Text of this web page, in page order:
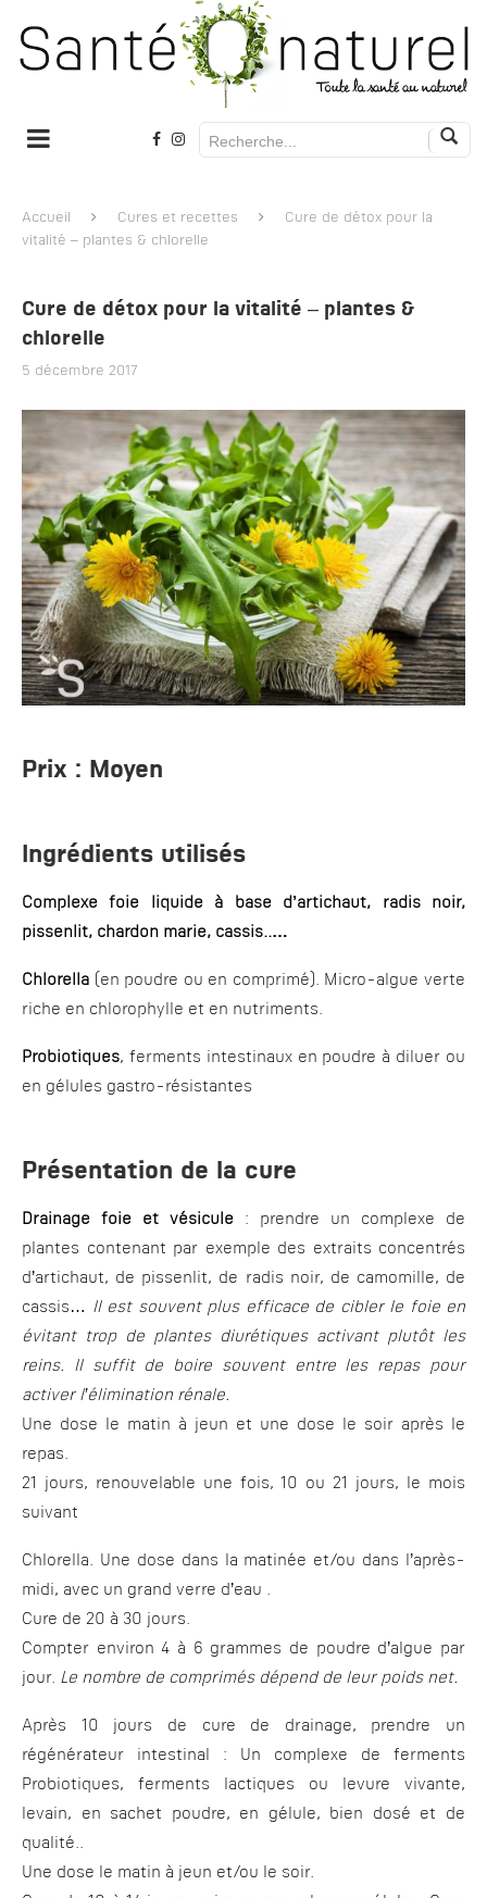
Accueil Cures et recettes
Cure de détox pour la
vitalité – plantes & chlorelle
Cure de détox pour la vitalité – plantes &
chlorelle
5 décembre 2017
Prix : Moyen
Ingrédients utilisés
Complexe foie liquide à base d’artichaut, radis noir,
pissenlit, chardon marie, cassis..…
Chlorella (en poudre ou en comprimé). Micro-algue verte
riche en chlorophylle et en nutriments.
Probiotiques, ferments intestinaux en poudre à diluer ou
en gélules gastro-résistantes
Présentation de la cure
Drainage foie et vésicule : prendre un complexe de
plantes contenant par exemple des extraits concentrés
d’artichaut, de pissenlit, de radis noir, de camomille, de
cassis… Il est souvent plus efficace de cibler le foie en
évitant trop de plantes diurétiques activant plutôt les
reins. Il suffit de boire souvent entre les repas pour
activer l’élimination rénale.
Une dose le matin à jeun et une dose le soir après le
repas.
21 jours, renouvelable une fois, 10 ou 21 jours, le mois
suivant
Chlorella. Une dose dans la matinée et/ou dans l’après-
midi, avec un grand verre d’eau .
Cure de 20 à 30 jours.
Compter environ 4 à 6 grammes de poudre d’algue par
jour. Le nombre de comprimés dépend de leur poids net.
Après 10 jours de cure de drainage, prendre un
régénérateur intestinal : Un complexe de ferments
Probiotiques, ferments lactiques ou levure vivante,
levain, en sachet poudre, en gélule, bien dosé et de
qualité..
Une dose le matin à jeun et/ou le soir.